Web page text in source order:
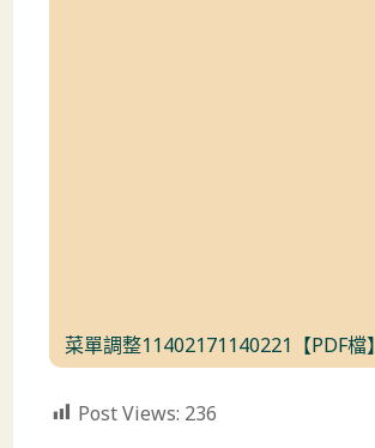
菜單調整11402171140221【PDF檔】
Post Views: 236